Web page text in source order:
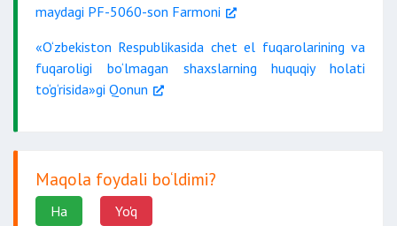
maydagi PF-5060-son Farmoni
«O‘zbekiston Respublikasida chet el fuqarolarining va
fuqaroligi bo‘lmagan shaxslarning huquqiy holati
to‘g‘risida»gi Qonun
Maqola foydali bo‘ldimi?
Ha Yo'q